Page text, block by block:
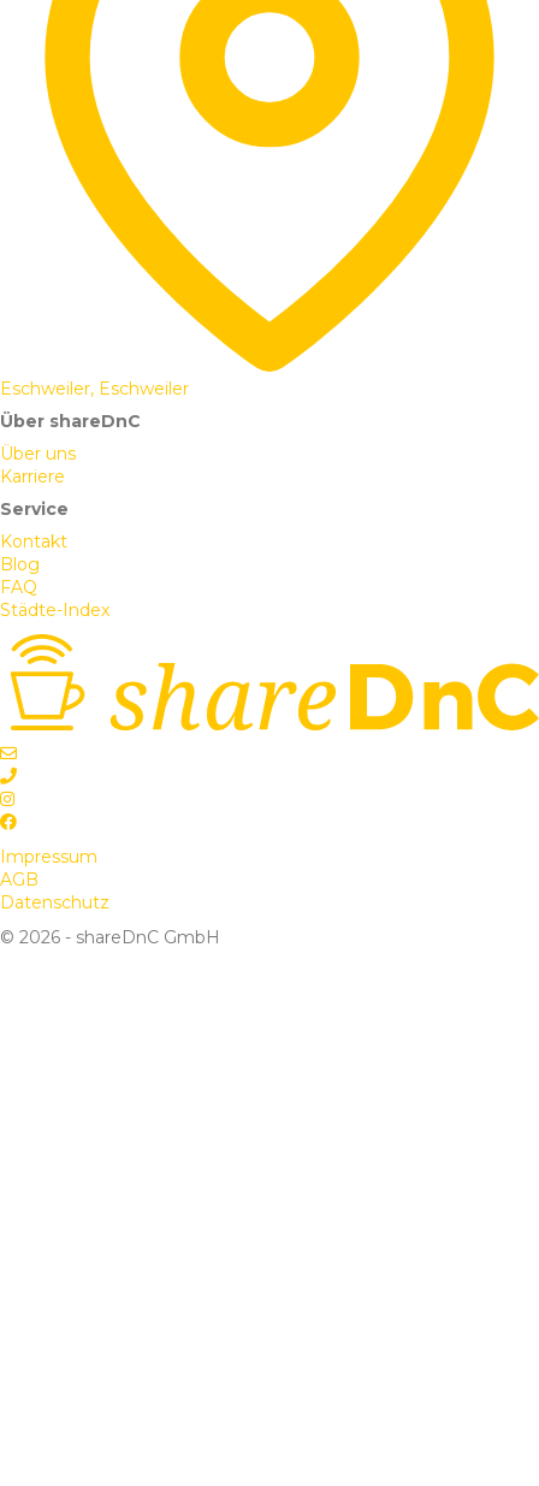
Eschweiler, Eschweiler
Über shareDnC
Über uns
Karriere
Service
Kontakt
Blog
FAQ
Städte-Index
Impressum
AGB
Datenschutz
© 2026 - shareDnC GmbH